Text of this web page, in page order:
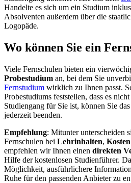
Handelte es sich um ein Studium
Absolventen außerdem über die
Logopäde.
Wo können Sie ein
Viele Fernschulen bieten ein
Probestudium an, bei dem Sie
Fernstudium wirklich zu Ihnen passt.
Probestudiums feststellen, dass es
Studiengang für Sie ist, können Sie
jederzeit beenden.
Empfehlung: Mitunter unterscheiden
Fernschulen bei Lehrinhalten, Kosten
empfehlen wir Ihnen einen direkten
Hilfe der kostenlosen Studienführer.
Möglichkeit, ausführlichere
Ruhe für den passenden Anbieter zu